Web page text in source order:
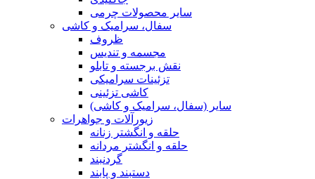
سایر محصولات چرمی
سفال، سرامیک و کاشی
ظروف
مجسمه و تندیس
نقش برجسته و تابلو
تزئینات سرامیکی
کاشی تزئینی
سایر (سفال، سرامیک و کاشی)
زیورآلات و جواهرات
حلقه و انگشتر زنانه
حلقه و انگشتر مردانه
گردنبند
دستبند و پابند